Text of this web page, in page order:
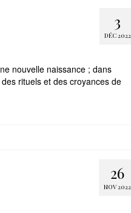
3
DÉC 2022
nouvelle naissance ; dans
rituels et des croyances de
26
NOV 2022